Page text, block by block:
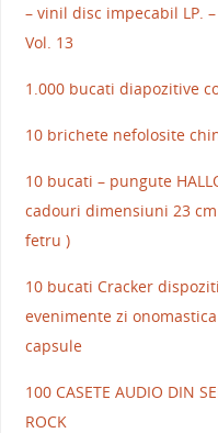
– vinil disc impecabil LP.
Vol. 13
1.000 bucati diapozitive
10 brichete nefolosite
10 bucati – pungute
cadouri dimensiuni 23
fetru )
10 bucati Cracker
evenimente zi
capsule
100 CASETE AUDIO DIN
ROCK